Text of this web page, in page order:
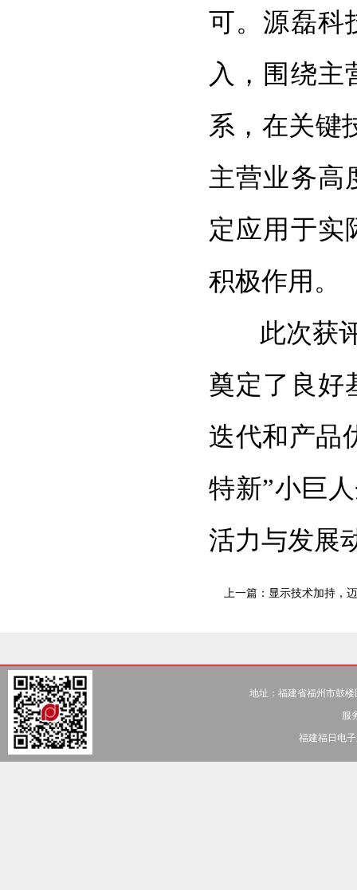
可。源磊科
入，围绕
系，在关键
主营业务高
定应用于实
积极作用。
此次获评
奠定了良好
迭代和产品
特新”小巨
活力与发展
上一篇： 显示技术加持，
地址：福建省福州市鼓
服
福建福日电